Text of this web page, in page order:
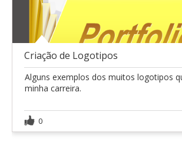
Criação de Logotipos
Alguns exemplos dos muitos logotipos
minha carreira.
0